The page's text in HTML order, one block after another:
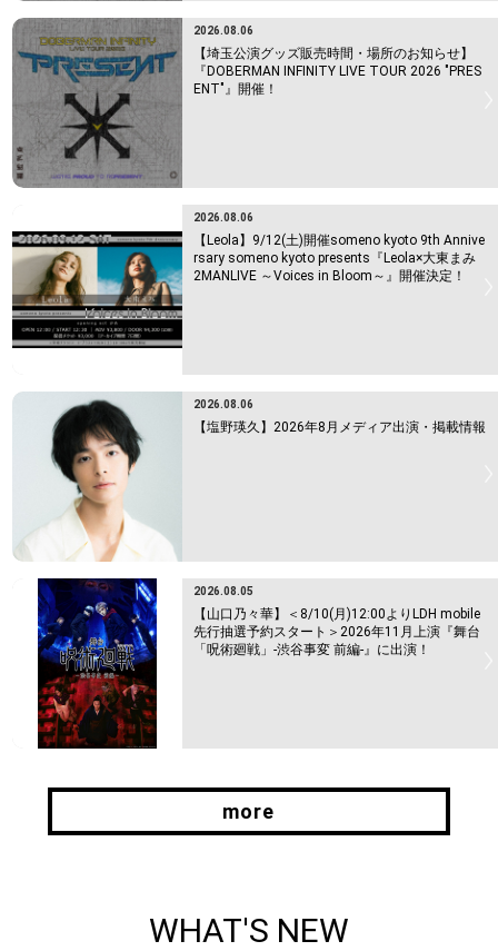
2026.08.06
【埼玉公演グッズ販売時間・場所のお知らせ】
『DOBERMAN INFINITY LIVE TOUR 2026 "PRES
ENT"』開催！
2026.08.06
【Leola】9/12(土)開催someno kyoto 9th Annive
rsary someno kyoto presents『Leola×大東まみ
2MANLIVE ～Voices in Bloom～』開催決定！
2026.08.06
【塩野瑛久】2026年8月メディア出演・掲載情報
2026.08.05
【山口乃々華】＜8/10(月)12:00よりLDH mobile
先行抽選予約スタート＞2026年11月上演『舞台
「呪術廻戦」-渋谷事変 前編-』に出演！
more
WHAT'S NEW